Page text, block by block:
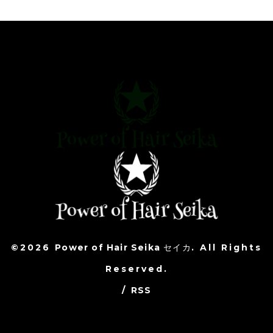
©2026 Power of Hair Seika セイカ . All Rights
Reserved.
/ RSS